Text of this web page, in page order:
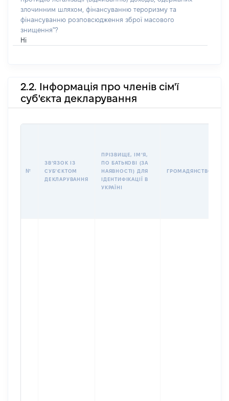
злочинним шляхом, фінансуванню тероризму та
фінансуванню розповсюдження зброї масового
знищення"?
Ні
2.2. Інформація про членів сім'ї
суб'єкта декларування
№
ЗВʼЯЗОК ІЗ
СУБʼЄКТОМ
ДЕКЛАРУВАННЯ
ПРІЗВИЩЕ, ІМʼЯ,
ПО БАТЬКОВІ (ЗА
НАЯВНОСТІ) ДЛЯ
ІДЕНТИФІКАЦІЇ В
УКРАЇНІ
ГРОМАДЯНСТВО